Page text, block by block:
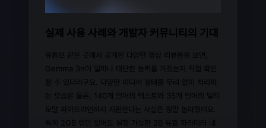
실제 사용 사례와 개발자 커뮤니티의 기대
유튜브 같은 곳에서 공개된 다양한 영상 리뷰들을 보면,
Gemma 3n이 얼마나 대단한 능력을 가졌는지 직접 확인
할 수 있더라구요. 다양한 미디어 형태를 무리 없이 처리하
는 모습은 물론, 140개 언어의 텍스트와 35개 언어의 멀티
모달 파이프라인까지 지원한다는 사실은 정말 놀라웠어요.
특히 2GB 램만 있어도 실행 가능한 2B 유효 파라미터 네